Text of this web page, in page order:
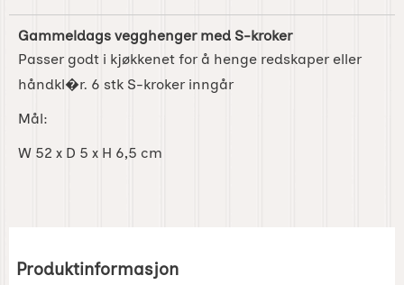
Gammeldags vegghenger med S-kroker
Passer godt i kjøkkenet for å henge redskaper eller
håndkl�r. 6 stk S-kroker inngår
Mål:
W 52 x D 5 x H 6,5 cm
Produktinformasjon